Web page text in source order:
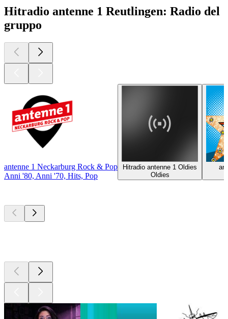
Hitradio antenne 1 Reutlingen: Radio del
gruppo
antenne 1 Neckarburg Rock & Pop
Anni '80, Anni '70, Hits, Pop
Hitradio antenne 1 Oldies
Oldies